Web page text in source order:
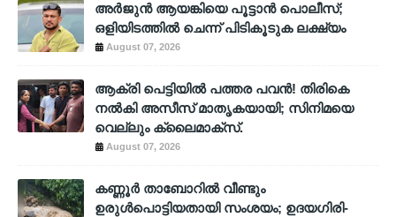
അര്‍ജുന്‍ ആയങ്കിയെ പൂട്ടാന്‍ പൊലീസ്;
ഒളിയിടത്തില്‍ ചെന്ന് പിടികൂടുക ലക്ഷ്യം
August 07, 2026
ആക്രി പെട്ടിയിൽ പത്തര പവൻ! തിരികെ
നൽകി അസീസ് മാതൃകയായി; സിനിമയെ
വെല്ലും ക്ലൈമാക്സ്.
August 07, 2026
കണ്ണൂർ താബോറിൽ വീണ്ടും
ഉരുൾപൊട്ടിയതായി സംശയം; ഉദയഗിരി-